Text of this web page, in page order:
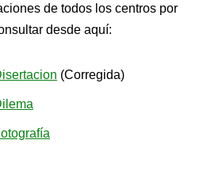
de todos los centros por
desde aquí:
(Corregida)